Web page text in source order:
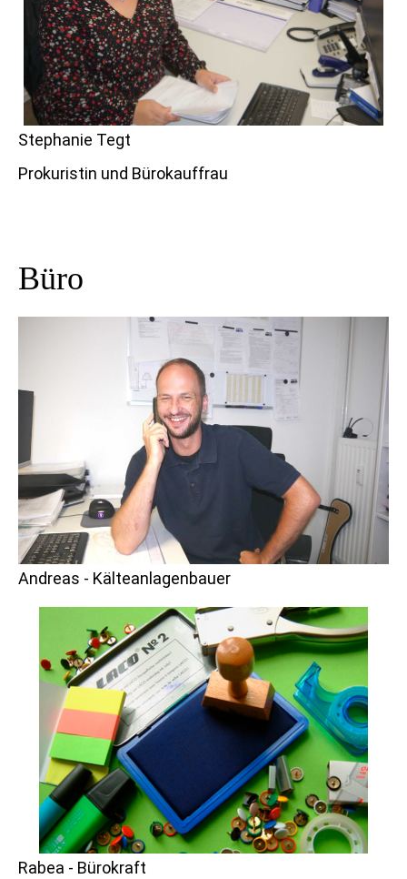
Stephanie Tegt
Prokuristin und Bürokauffrau
Büro
Andreas - Kälteanlagenbauer
Rabea - Bürokraft